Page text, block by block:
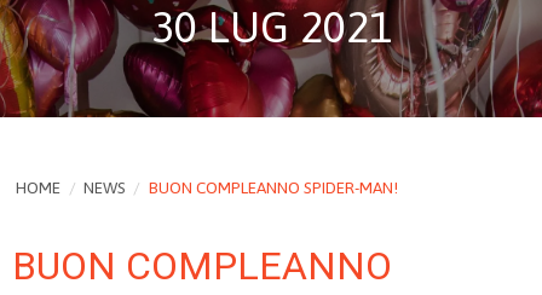
30 LUG 2021
HOME / NEWS / BUON COMPLEANNO SPIDER-MAN!
BUON COMPLEANNO